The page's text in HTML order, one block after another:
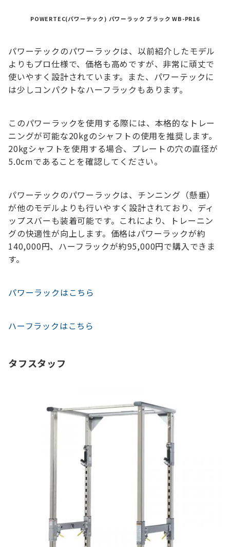
POWERTEC(パワーテック) パワーラック ブラック WB-PR16
パワーテックのパワーラックは、以前紹介したモデル
よりもプロ仕様で、価格も高めですが、非常に頑丈で
使いやすく設計されています。また、パワーテックに
は少しコンパクトなハーフラックもあります。
このパワーラックを使用する際には、本格的なトレー
ニングが可能な20kgのシャフトの使用を推奨します。
20kgシャフトを使用する場合、プレートの穴の直径が
5.0cmであることを確認してください。
パワーテックのパワーラックは、チンニング（懸垂）
が他のモデルよりも行いやすく設計されており、ディ
ップスバーも装着可能です。これにより、トレーニン
グの快適性が向上します。価格はパワーラックが約
140,000円、ハーフラックが約95,000円で購入できま
す。
パワーラックはこちら
ハーフラックはこちら
タフスタッフ